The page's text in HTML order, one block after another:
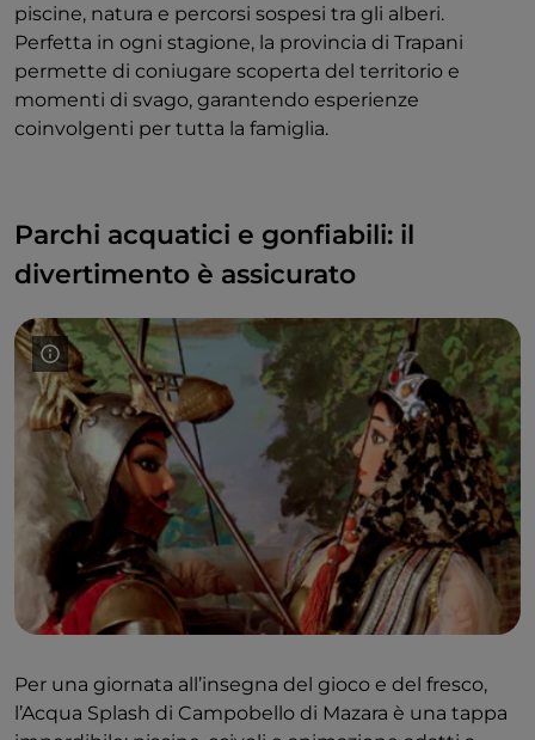
piscine, natura e percorsi sospesi tra gli alberi.
Perfetta in ogni stagione, la provincia di Trapani
permette di coniugare scoperta del territorio e
momenti di svago, garantendo esperienze
coinvolgenti per tutta la famiglia.
Parchi acquatici e gonfiabili: il
divertimento è assicurato
Per una giornata all’insegna del gioco e del fresco,
l’Acqua Splash di Campobello di Mazara è una tappa